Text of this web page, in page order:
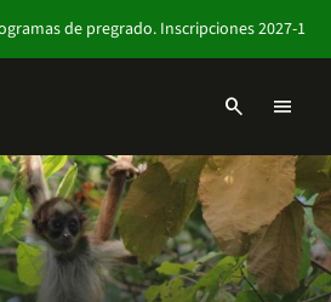
de pregrado. Inscripciones 2027-1
search menu